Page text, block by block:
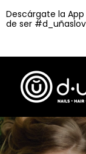
content
Descárgate la
de ser